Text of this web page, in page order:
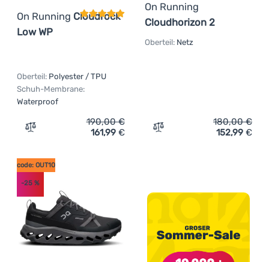
On Running Cloudrock
Low WP
Oberteil: Polyester / TPU
Schuh-Membrane:
Waterproof
Zum Vergleich 'Damen Wanderschuhe On Running
190,00€
161,99 €
On Running
Cloudhorizon 2
Oberteil: Netz
Zum Vergleich 'Damen
180,00€
152,99 €
code: OUT10
-25 %